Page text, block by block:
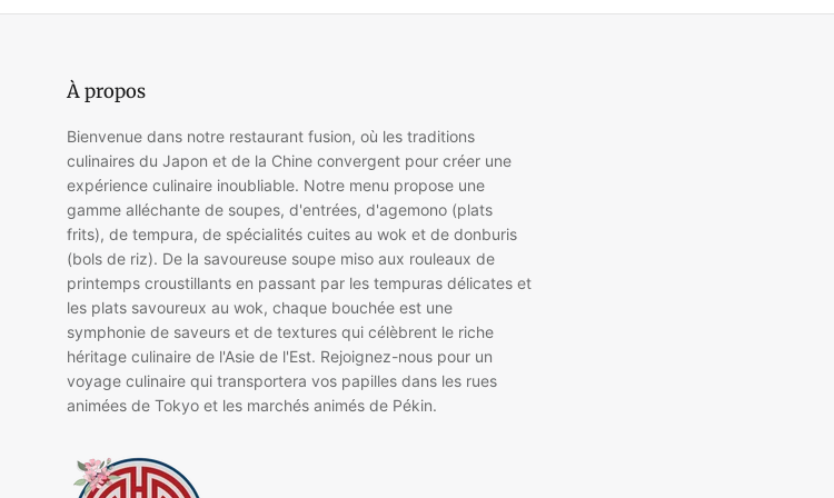
À propos
Bienvenue dans notre restaurant fusion, où les traditions
culinaires du Japon et de la Chine convergent pour créer une
expérience culinaire inoubliable. Notre menu propose une
gamme alléchante de soupes, d'entrées, d'agemono (plats
frits), de tempura, de spécialités cuites au wok et de donburis
(bols de riz). De la savoureuse soupe miso aux rouleaux de
printemps croustillants en passant par les tempuras délicates et
les plats savoureux au wok, chaque bouchée est une
symphonie de saveurs et de textures qui célèbrent le riche
héritage culinaire de l'Asie de l'Est. Rejoignez-nous pour un
voyage culinaire qui transportera vos papilles dans les rues
animées de Tokyo et les marchés animés de Pékin.